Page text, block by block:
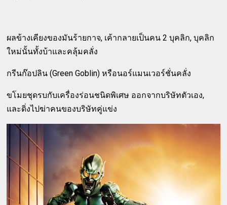
ผลข้างเคียงของมันร้ายกาจ, เค้ากลายเป็นคน 2 บุคลิก, บุคลิก
ใหม่นั้นทั้งบ้าและคลุ้มคลั่ง
กรีนก๊อปลิน (Green Goblin) หรือนอร์แมนเวอร์ชั่นคลั่ง
ขโมยชุดรบกับเครื่องร่อนชนิดพิเศษ ออกจากบริษัทตัวเอง,
และดิ่งไปฆ่าคนของบริษัทคู่แข่ง